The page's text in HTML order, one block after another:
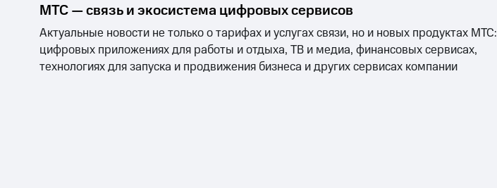
МТС — связь и экосистема цифровых сервисов
Актуальные новости не только о тарифах и услугах связи, но и новых продуктах МТС:
цифровых приложениях для работы и отдыха, ТВ и медиа, финансовых сервисах,
технологиях для запуска и продвижения бизнеса и других сервисах компании